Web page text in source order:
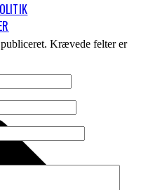
Krævede felter er